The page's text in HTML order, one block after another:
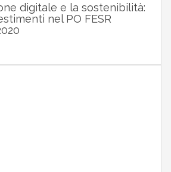
digitale e la sostenibilità:
nel PO FESR